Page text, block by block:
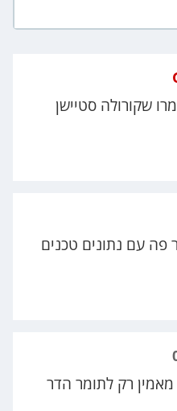
שקורולה סטיישן
פה עם נתונים טכנים
מאמין רק לתומר הדר